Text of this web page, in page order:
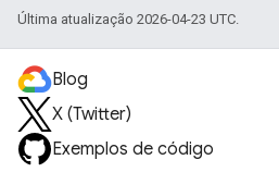
Última atualização 2026-04-23 UTC.
Blog
X (Twitter)
Exemplos de código